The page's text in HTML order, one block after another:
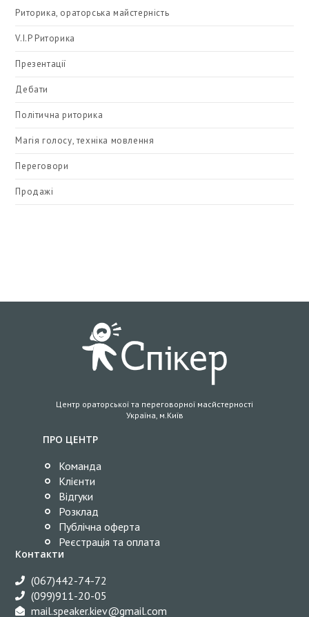
Риторика, ораторська майстерність
V.I.P Риторика
Презентації
Дебати
Політична риторика
Магія голосу, техніка мовлення
Переговори
Продажі
Центр ораторської та переговорної масйстерності
Україна, м.Київ
ПРО ЦЕНТР
Команда
Клієнти
Відгуки
Розклад
Публічна оферта
Реєстрація та оплата
Контакти
(067)442-74-72
(099)911-20-05
mail.speaker.kiev@gmail.com​